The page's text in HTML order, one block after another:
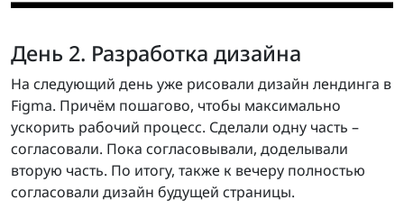
День 2. Разработка дизайна
На следующий день уже рисовали дизайн лендинга в
Figma. Причём пошагово, чтобы максимально
ускорить рабочий процесс. Сделали одну часть –
согласовали. Пока согласовывали, доделывали
вторую часть. По итогу, также к вечеру полностью
согласовали дизайн будущей страницы.